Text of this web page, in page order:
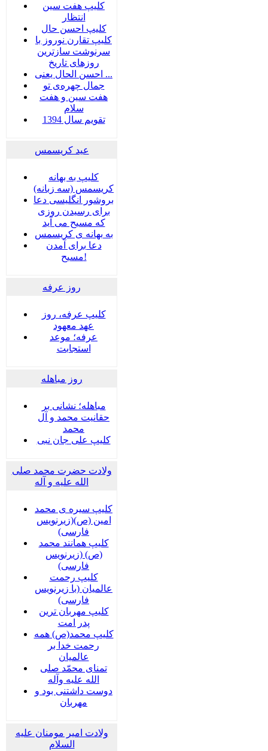
کلیپ هفت سین
انتظار
کلیپ احسن حال
کلیپ تقارن نوروز با
سرنوشت سازترین
روزهای تاریخ
احسن الحال یعنی ...
جمال چهره‌ی تو
هفت سين و هفت
سلام
تقویم سال 1394
عید کریسمس
کلیپ به بهانه
کریسمس (سه زبانه)
بروشور انگلیسی دعا
برای رسیدن روزی
که مسیح می آید
به بهانه ی کریسمس
دعا برای آمدن
مسیح!
روز عرفه
کلیپ عرفه، روز
عهد معهود
عرفه؛ موعد
استجابت
روز مباهله
مباهله؛ نشانی بر
حقانیت محمد و آل
محمد
کلیپ علی جان نبی
ولادت حضرت محمد صلی
الله علیه و آله
کلیپ سیره ی محمد
امین (ص)(زیرنویس
فارسی)
کلیپ همانند محمد
(ص) (زیرنویس
فارسی)
کلیپ رحمت
عالمیان (با زیرنویس
فارسی)
کلیپ مهربان ترین
پدر امت
کلیپ محمد(ص) همه
رحمت خدا بر
عالمیان
تمنای محمّد صلی
الله علیه وآله
دوست داشتنی بود و
مهربان
ولادت امیر مومنان علیه
السلام